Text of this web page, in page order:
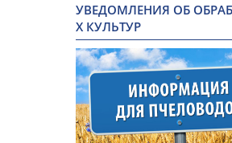
УВЕДОМЛЕНИЯ ОБ
Х КУЛЬТУР